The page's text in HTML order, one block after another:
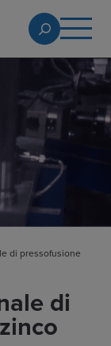
di pressofusione
di